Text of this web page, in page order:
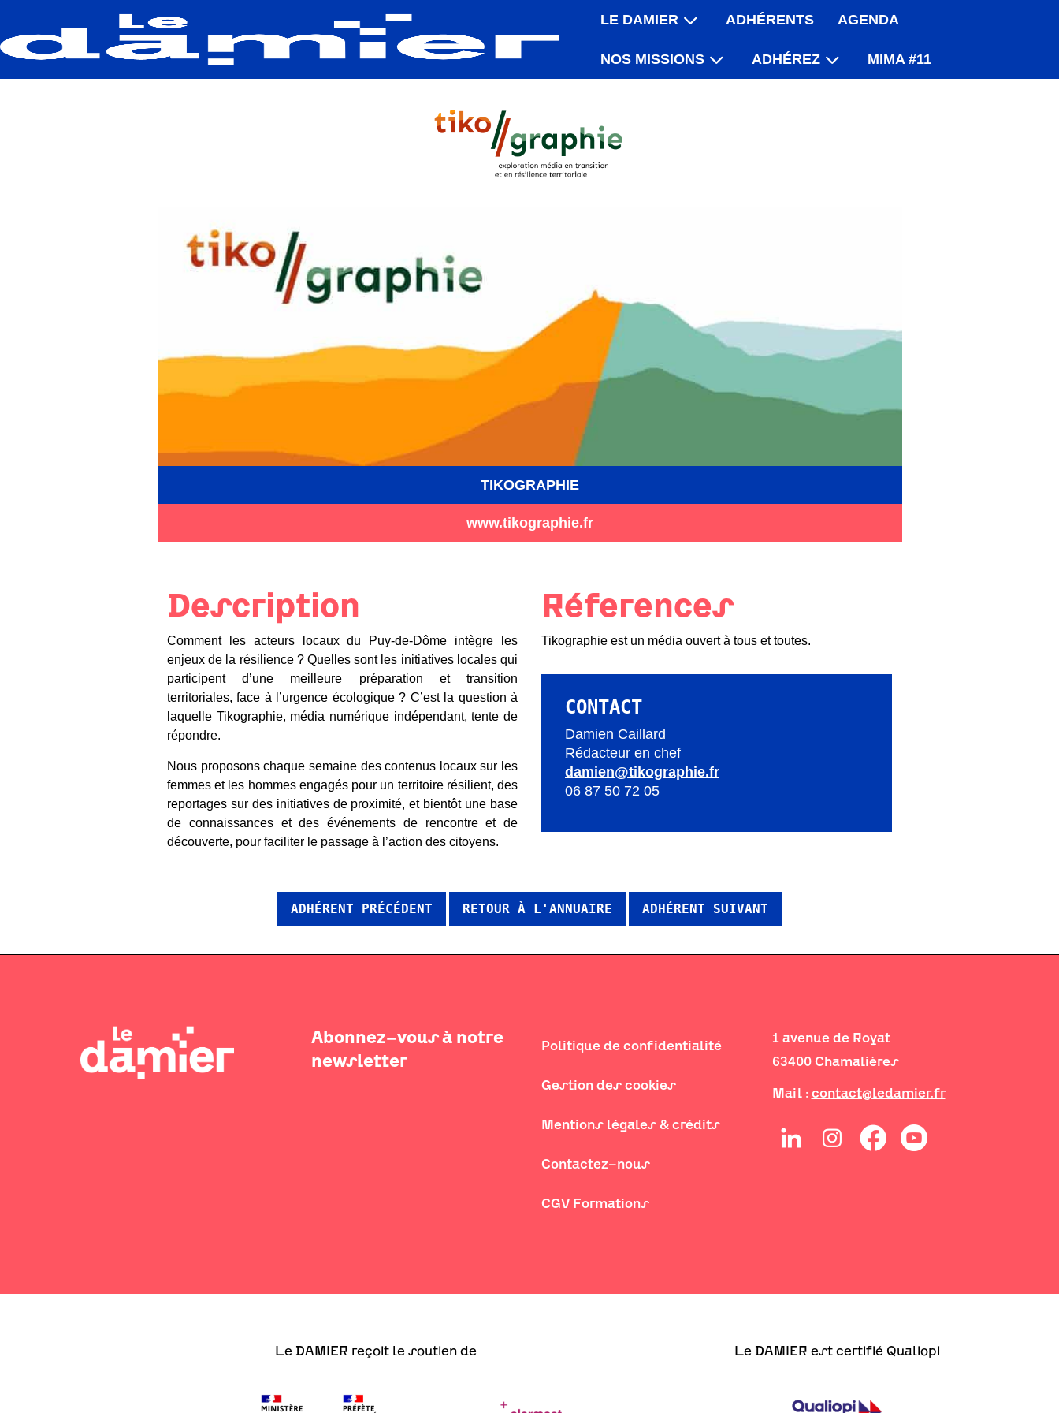
LE DAMIER ADHÉRENTS AGENDA
NOS MISSIONS ADHÉREZ MIMA #11
TIKOGRAPHIE
www.tikographie.fr
Description
Comment les acteurs locaux du Puy-de-Dôme intègre les
enjeux de la résilience ? Quelles sont les initiatives locales qui
participent d’une meilleure préparation et transition
territoriales, face à l’urgence écologique ? C’est la question à
laquelle Tikographie, média numérique indépendant, tente de
répondre.
Nous proposons chaque semaine des contenus locaux sur les
femmes et les hommes engagés pour un territoire résilient, des
reportages sur des initiatives de proximité, et bientôt une base
de connaissances et des événements de rencontre et de
découverte, pour faciliter le passage à l’action des citoyens.
Réferences
Tikographie est un média ouvert à tous et toutes.
CONTACT
Damien Caillard
Rédacteur en chef
damien@tikographie.fr
06 87 50 72 05
ADHÉRENT PRÉCÉDENT RETOUR À L'ANNUAIRE ADHÉRENT SUIVANT
Abonnez-vous à notre
newsletter
Politique de confidentialité
Gestion des cookies
Mentions légales & crédits
Contactez-nous
CGV Formations
1 avenue de Royat
63400 Chamalières
Mail : contact@ledamier.fr
Le DAMIER reçoit le soutien de Le DAMIER est certifié Qualiopi